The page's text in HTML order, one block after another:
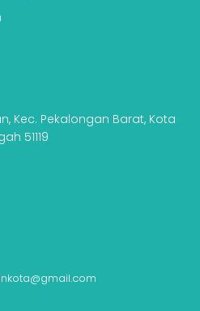
Kec. Pekalongan Barat, Kota
51119